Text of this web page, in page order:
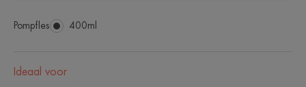
Pompfles Pompfles
400ml
Ideaal voor